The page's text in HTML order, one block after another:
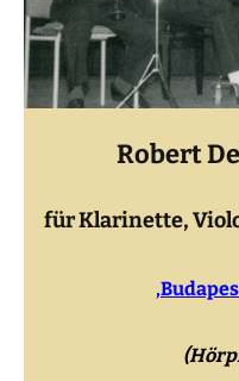
Robert
für Klarinette,